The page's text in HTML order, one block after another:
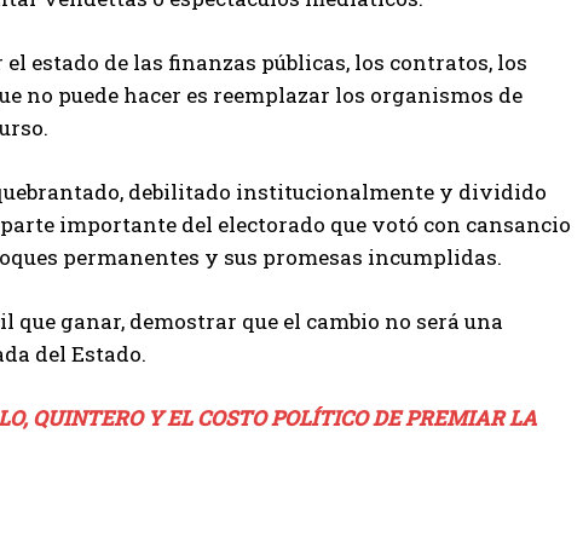
estado de las finanzas públicas, los contratos, los
no puede hacer es reemplazar los organismos de
debilitado institucionalmente y dividido
importante del electorado que votó con cansancio
permanentes y sus promesas incumplidas.
ganar, demostrar que el cambio no será una
del Estado.
QUINTERO Y EL COSTO POLÍTICO DE PREMIAR LA